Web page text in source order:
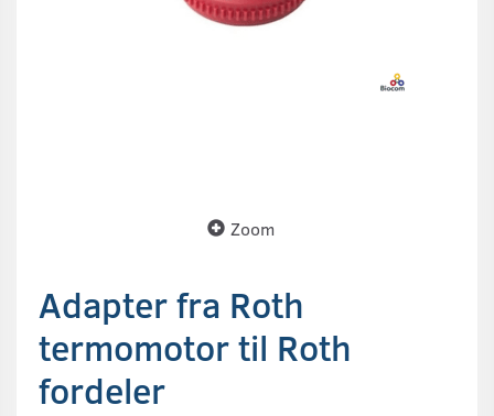
Zoom
Adapter fra Roth
termomotor til Roth
fordeler